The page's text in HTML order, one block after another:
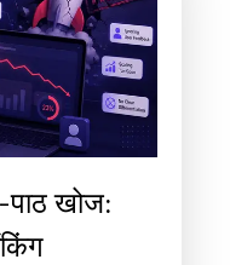
पाठ खोज: